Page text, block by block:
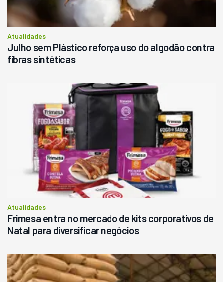
Atualidades
Julho sem Plástico reforça uso do algodão contra
fibras sintéticas
Atualidades
Frimesa entra no mercado de kits corporativos de
Natal para diversificar negócios